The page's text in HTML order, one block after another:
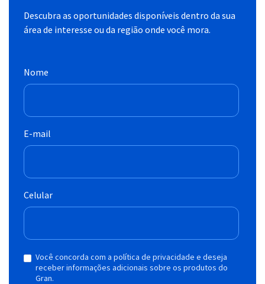
Descubra as oportunidades disponíveis dentro da sua
área de interesse ou da região onde você mora.
Nome
E-mail
Celular
Você concorda com a política de privacidade e deseja
receber informações adicionais sobre os produtos do
Gran.